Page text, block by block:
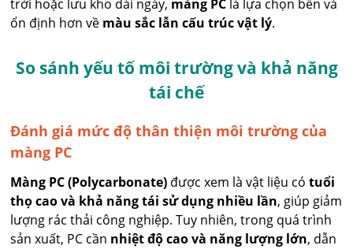
trời hoặc lưu kho dài ngày, màng PC là lựa chọn bền và
ổn định hơn về màu sắc lẫn cấu trúc vật lý.
So sánh yếu tố môi trường và khả năng
tái chế
Đánh giá mức độ thân thiện môi trường của
màng PC
Màng PC (Polycarbonate) được xem là vật liệu cótuổi
thọ cao và khả năng tái sử dụng nhiều lần, giúp giảm
lượng rác thải công nghiệp. Tuy nhiên, trong quá trình
sản xuất, PC cần nhiệt độ cao và năng lượng lớn, dẫn